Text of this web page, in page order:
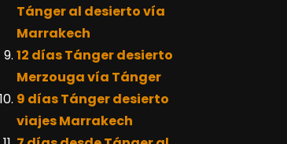
Tánger al desierto vía
Marrakech
12 días Tánger desierto
Merzouga vía Tánger
9 días Tánger desierto
viajes Marrakech